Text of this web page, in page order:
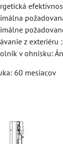
z exteriéru
v ohnisku:
60 mesiacov